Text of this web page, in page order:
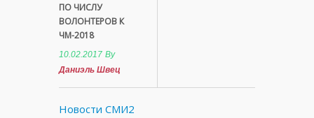
ПО ЧИСЛУ
ВОЛОНТЕРОВ К
ЧМ-2018
10.02.2017 By
Даниэль Швец
Новости СМИ2